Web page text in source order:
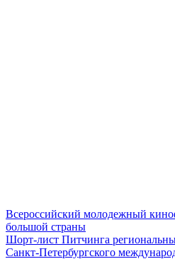
Всероссийский молодежный
большой страны
Шорт-лист Питчинга
Санкт-Петербургского